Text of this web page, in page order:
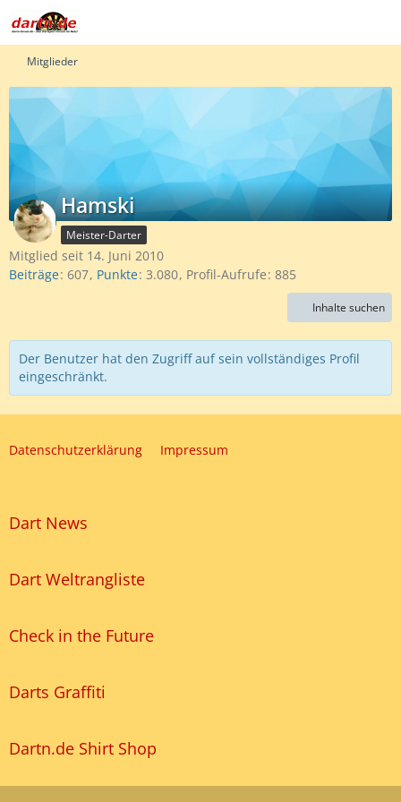
Mitglieder
Hamski
Meister-Darter
Mitglied seit 14. Juni 2010
Beiträge 607 Punkte 3.080 Profil-Aufrufe 885
Inhalte suchen
Der Benutzer hat den Zugriff auf sein vollständiges Profil
eingeschränkt.
Datenschutzerklärung Impressum
Dart News
Dart Weltrangliste
Check in the Future
Darts Graffiti
Dartn.de Shirt Shop